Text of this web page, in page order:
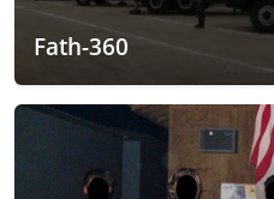
Fath-360